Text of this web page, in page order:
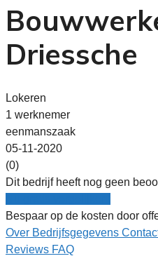
Driessche
Lokeren
1 werknemer
eenmanszaak
05-11-2020
(0)
Dit bedrijf heeft nog geen
Bespaar op de kosten door
Over Bedrijfsgegevens
Reviews FAQ